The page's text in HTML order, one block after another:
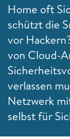
Home oft
schützt die
vor
von Cloud-
verlassen
Netzwerk
selbst für